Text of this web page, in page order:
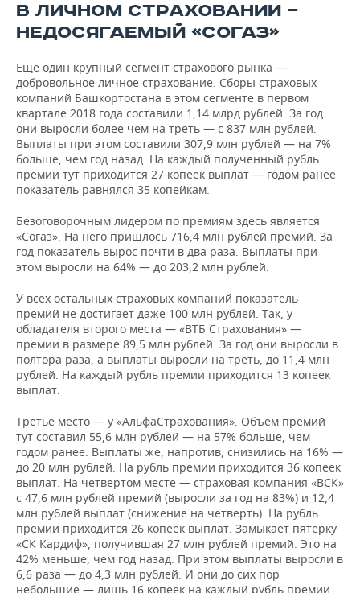
страхование жизни»
109,12
173,68
ООО «СК „РГС-
107
285
ООО
„АльфаСтрахование-
Жизнь“
18
339,34
216
087,41
0,08
АО „УРАЛСИБ
Жизнь“
116
864,60
0,00
ООО „СК СОГАЗ-
ЖИЗНЬ“
432,83
956,35
В ЛИЧНОМ СТРАХОВАНИИ —
НЕДОСЯГАЕМЫЙ «СОГАЗ»
Еще один крупный сегмент страхового рынка —
добровольное личное страхование. Сборы страховых
компаний Башкортостана в этом сегменте в первом
квартале 2018 года составили 1,14 млрд рублей. За год
они выросли более чем на треть — с 837 млн рублей.
Выплаты при этом составили 307,9 млн рублей — на 7%
больше, чем год назад. На каждый полученный рубль
премии тут приходится 27 копеек выплат — годом ранее
показатель равнялся 35 копейкам.
Безоговорочным лидером по премиям здесь является
«Согаз». На него пришлось 716,4 млн рублей премий. За
год показатель вырос почти в два раза. Выплаты при
этом выросли на 64% — до 203,2 млн рублей.
У всех остальных страховых компаний показатель
премий не достигает даже 100 млн рублей. Так, у
обладателя второго места — «ВТБ Страхования» —
премии в размере 89,5 млн рублей. За год они выросли в
полтора раза, а выплаты выросли на треть, до 11,4 млн
рублей. На каждый рубль премии приходится 13 копеек
выплат.
Третье место — у «АльфаСтрахования». Объем премий
тут составил 55,6 млн рублей — на 57% больше, чем
годом ранее. Выплаты же, напротив, снизились на 16% —
до 20 млн рублей. На рубль премии приходится 36 копеек
выплат. На четвертом месте — страховая компания «ВСК»
с 47,6 млн рублей премий (выросли за год на 83%) и 12,4
млн рублей выплат (снижение на четверть). На рубль
премии приходится 26 копеек выплат. Замыкает пятерку
«СК Кардиф», получившая 27 млн рублей премий. Это на
42% меньше, чем год назад. При этом выплаты выросли в
6,6 раза — до 4,3 млн рублей. И они до сих пор
небольшие — лишь 16 копеек на каждый рубль премии.